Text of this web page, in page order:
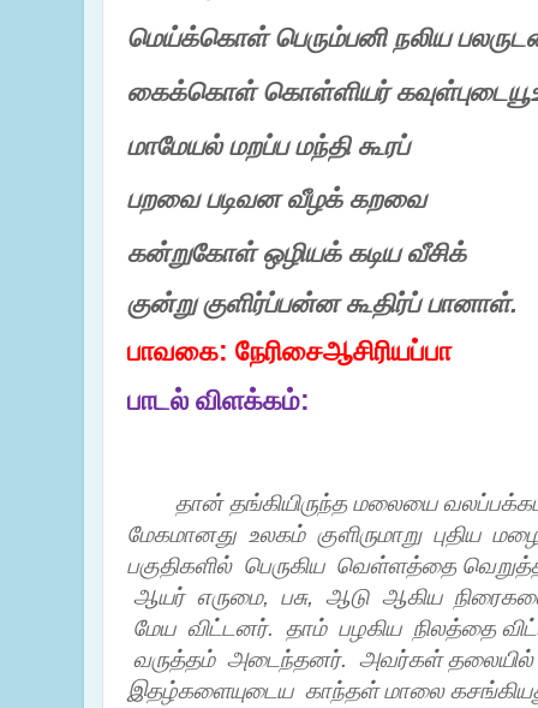
மெய்க்கொள் பெரும்பனி நலிய
கைக்கொள் கொள்ளியர்
மாமேயல் மறப்ப மந்தி கூரப்
பறவை படிவன வீழக் கறவை
கன்றுகோள் ஒழியக் கடிய வீசிக்
குன்று குளிர்ப்பன்ன கூதிர்ப் பானாள்.
பாவகை: நேரிசைஆசிரியப்பா
பாடல் விளக்கம்:
தான் தங்கியிருந்த மலையை
மேகமானது உலகம் குளிருமாறு புதிய
பகுதிகளில் பெருகிய வெள்ளத்தை
ஆயர் எருமை, பசு, ஆடு ஆகிய
மேய விட்டனர். தாம் பழகிய நிலத்தை
வருத்தம் அடைந்தனர். அவர்கள் தலையில்
இதழ்களையுடைய காந்தள் மாலை